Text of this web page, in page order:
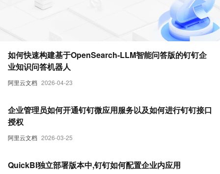
阿里云文档 2026-04-23
如何快速构建基于OpenSearch-LLM智能问答版的钉钉企
业知识问答机器人
阿里云文档 2026-03-25
企业管理员如何开通钉钉微应用服务以及如何进行钉钉接口
授权
QuickBI独立部署版本中,钉钉如何配置企业内应用